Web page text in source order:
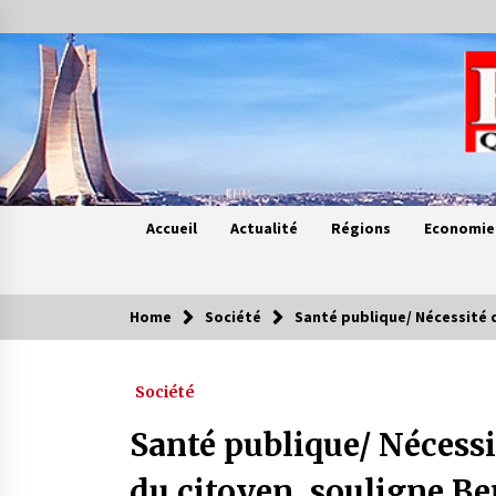
to
content
Accueil Actualité Régions Economie
Contes de chez nous
4 ans ago
Home Société Santé publique/ Nécessité
Société
Santé publique/